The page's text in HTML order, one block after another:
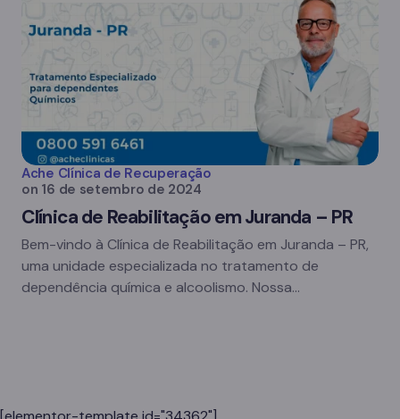
Ache Clínica de Recuperação
on 16 de setembro de 2024
Clínica de Reabilitação em Juranda – PR
Bem-vindo à Clínica de Reabilitação em Juranda – PR,
uma unidade especializada no tratamento de
dependência química e alcoolismo. Nossa…